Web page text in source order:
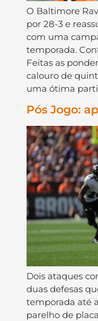
O Baltimore
por 28-3 e
com uma
temporada.
Feitas as
calouro de
uma ótima
Pós Jogo:
Dois ataques
duas defesas
temporada até
parelho de